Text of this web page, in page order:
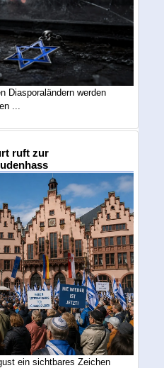
Diasporaländern werden
...
ruft zur
ein sichtbares Zeichen